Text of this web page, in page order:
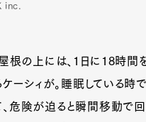
inc.
屋根の上には、1日に18時間
ーシィが。睡眠している時
、危険が迫ると瞬間移動で